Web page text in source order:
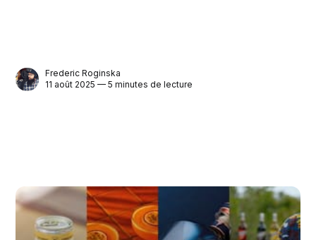
Frederic Roginska
11 août 2025 — 5 minutes de lecture